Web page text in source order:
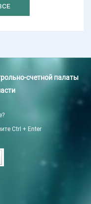
счетной палаты
Ctrl + Enter